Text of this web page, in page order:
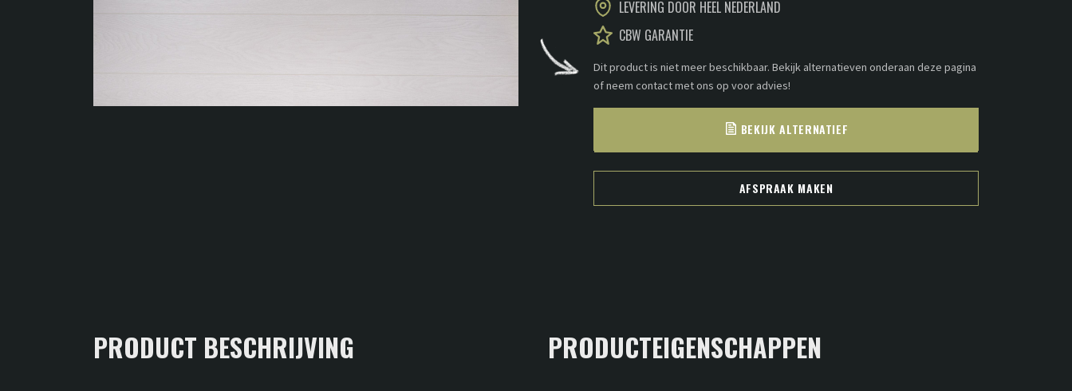
LEVERING DOOR HEEL NEDERLAND
CBW GARANTIE
Dit product is niet meer beschikbaar. Bekijk alternatieven onderaan deze pagina
of neem contact met ons op voor advies!
BEKIJK ALTERNATIEF
AFSPRAAK MAKEN
PRODUCT BESCHRIJVING PRODUCTEIGENSCHAPPEN